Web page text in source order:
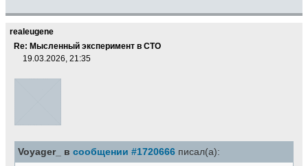
realeugene
Re: Мысленный эксперимент в СТО
19.03.2026, 21:35
Voyager_ в сообщении #1720666 писал(а):